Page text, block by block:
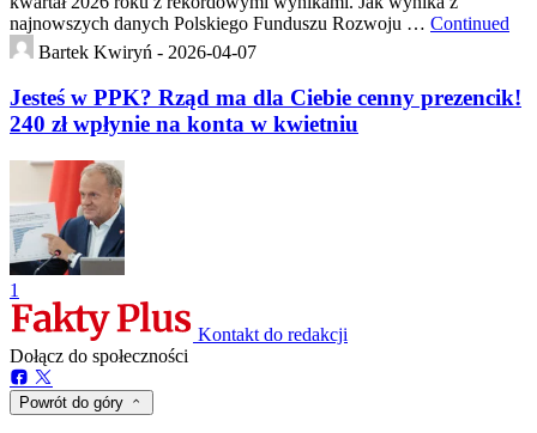
najnowszych danych Polskiego Funduszu Rozwoju … Continued
Bartek Kwiryń - 2026-04-07
Jesteś w PPK? Rząd ma dla Ciebie cenny prezencik!
240 zł wpłynie na konta w kwietniu
1
Kontakt do redakcji
Dołącz do społeczności
Powrót do góry